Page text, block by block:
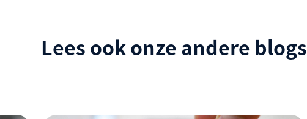
Lees ook onze andere blogs